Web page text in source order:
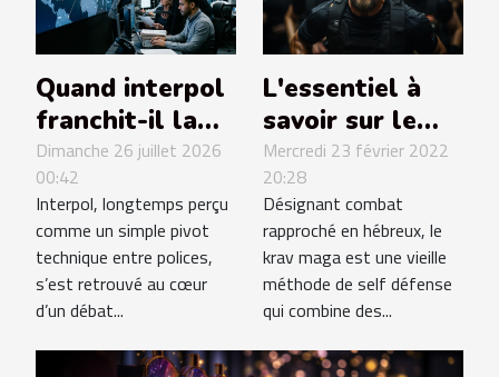
Quand interpol
franchit-il la
ligne rouge
dans la traque
internationale
?
Dimanche 26 juillet 2026
00:42
Interpol, longtemps perçu
comme un simple pivot
technique entre polices,
s’est retrouvé au cœur
d’un débat...
L'essentiel à
savoir sur le
Krav maga
Mercredi 23 février 2022
20:28
Désignant combat
rapproché en hébreux, le
krav maga est une vieille
méthode de self défense
qui combine des...